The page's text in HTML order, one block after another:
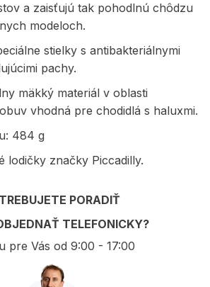
a zaisťujú tak pohodlnú chôdzu
modeloch.
stielky s antibakteriálnymi
pachy.
mäkký materiál v oblasti
vhodná pre chodidlá s haluxmi.
484 g
lodičky značky Piccadilly.
PORADIŤ
TELEFONICKY?
pre Vás od 9:00 - 17:00